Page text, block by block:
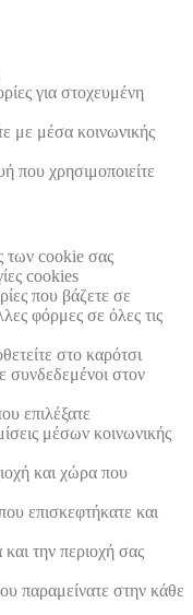
για στοχευμένη
με μέσα κοινωνικής
που χρησιμοποιείτε
των cookie σας
cookies
που βάζετε σε
φόρμες σε όλες τις
στο καρότσι
συνδεδεμένοι στον
επιλέξατε
μέσων κοινωνικής
και χώρα που
επισκεφτήκατε και
την περιοχή σας
παραμείνατε στην κάθε